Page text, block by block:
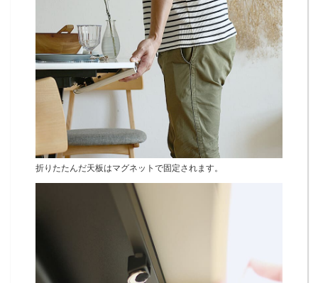
折りたたんだ天板はマグネットで固定されます。